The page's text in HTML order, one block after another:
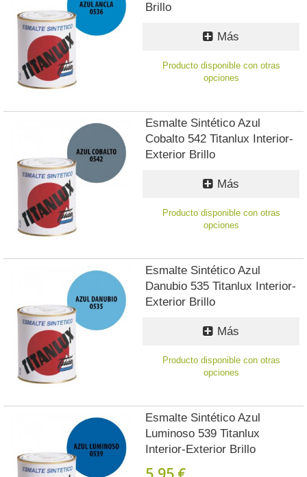
Brillo
Más
Producto disponible con otras
opciones
Esmalte Sintético Azul
Cobalto 542 Titanlux Interior-
Exterior Brillo
Más
Producto disponible con otras
opciones
Esmalte Sintético Azul
Danubio 535 Titanlux Interior-
Exterior Brillo
Más
Producto disponible con otras
opciones
Esmalte Sintético Azul
Luminoso 539 Titanlux
Interior-Exterior Brillo